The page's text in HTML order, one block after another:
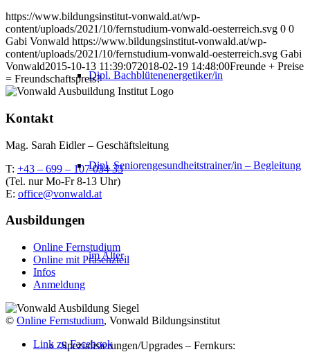
Dipl. Bachblütenenergetiker/in
Dipl. Seniorengesundheitstrainer/in – Begleitung
im Alter
Spezialisierungen/Upgrades – Fernkurs:
https://www.bildungsinstitut-vonwald.at/wp-
content/uploads/2021/10/fernstudium-vonwald-oesterreich.svg 0 0
Gabi Vonwald https://www.bildungsinstitut-vonwald.at/wp-
content/uploads/2021/10/fernstudium-vonwald-oesterreich.svg Gabi
Vonwald2015-10-13 11:39:072018-02-19 14:48:00Freunde + Preise
= Freundschaftspreis?
Kontakt
Mag. Sarah Eidler – Geschäftsleitung
T: +43 – 699 – 107 034 33
(Tel. nur Mo-Fr 8-13 Uhr)
E: office@vonwald.at
Ausbildungen
Online Fernstudium
Online mit Präsenzteil
Infos
Anmeldung
© Online Fernstudium, Vonwald Bildungsinstitut
Link zu Facebook